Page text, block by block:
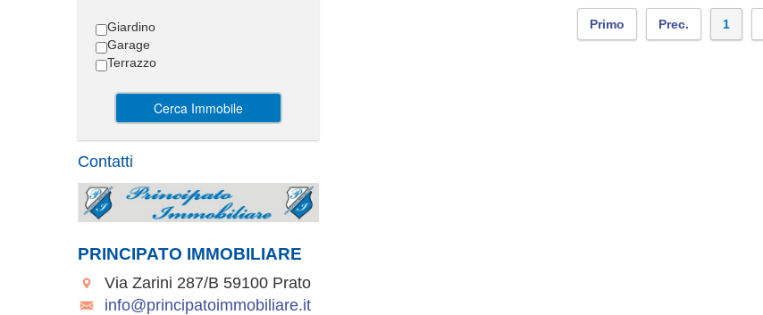
Giardino
Garage
Terrazzo
Cerca Immobile
Contatti
PRINCIPATO IMMOBILIARE
Via Zarini 287/B 59100 Prato
info@principatoimmobiliare.it
Primo Prec. 1